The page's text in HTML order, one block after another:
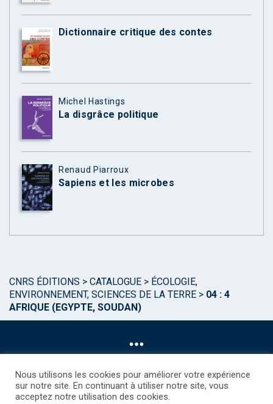
Dictionnaire critique des contes
Michel Hastings
La disgrâce politique
Renaud Piarroux
Sapiens et les microbes
CNRS ÉDITIONS > CATALOGUE > ÉCOLOGIE,
ENVIRONNEMENT, SCIENCES DE LA TERRE > 04 : 4
AFRIQUE (EGYPTE, SOUDAN)
©CNRS EDITIONS 2025
Nous utilisons les cookies pour améliorer votre expérience
sur notre site. En continuant à utiliser notre site, vous
acceptez notre utilisation des cookies.